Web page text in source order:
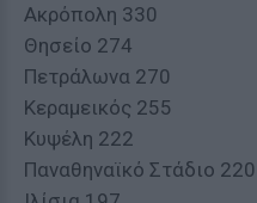
Ακρόπολη 330
Θησείο 274
Πετράλωνα 270
Κεραμεικός 255
Κυψέλη 222
Παναθηναϊκό Στάδιο 220